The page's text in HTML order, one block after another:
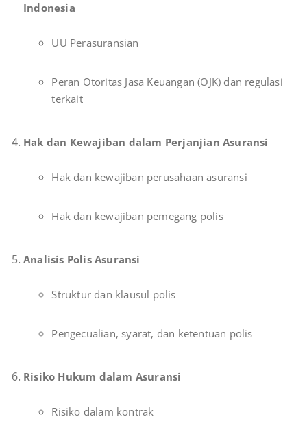
Indonesia
UU Perasuransian
Peran Otoritas Jasa Keuangan (OJK) dan regulasi
terkait
Hak dan Kewajiban dalam Perjanjian Asuransi
Hak dan kewajiban perusahaan asuransi
Hak dan kewajiban pemegang polis
Analisis Polis Asuransi
Struktur dan klausul polis
Pengecualian, syarat, dan ketentuan polis
Risiko Hukum dalam Asuransi
Risiko dalam kontrak